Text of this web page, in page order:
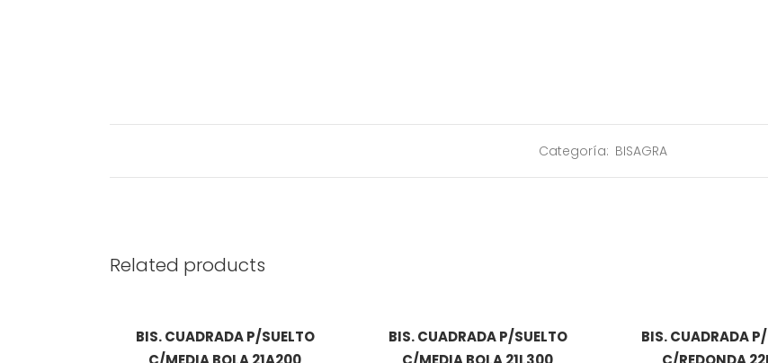
Categoría: BISAGRA
Related products
BIS. CUADRADA P/SUELTO
BIS. CUADRADA P/SUELTO
BIS. CUADRADA